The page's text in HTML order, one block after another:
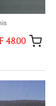
48.00